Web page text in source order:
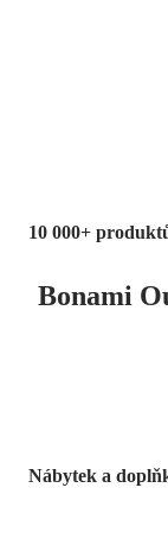
10 000+
Bonami
Nábytek a